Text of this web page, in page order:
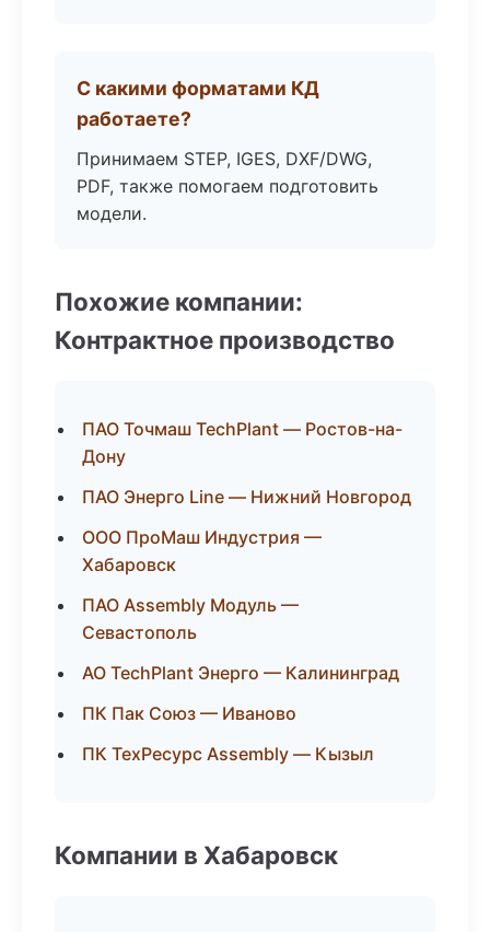
С какими форматами КД
работаете?
Принимаем STEP, IGES, DXF/DWG,
PDF, также помогаем подготовить
модели.
Похожие компании:
Контрактное производство
ПАО Точмаш TechPlant — Ростов-на-
Дону
ПАО Энерго Line — Нижний Новгород
ООО ПроМаш Индустрия —
Хабаровск
ПАО Assembly Модуль —
Севастополь
АО TechPlant Энерго — Калининград
ПК Пак Союз — Иваново
ПК ТехРесурс Assembly — Кызыл
Компании в Хабаровск